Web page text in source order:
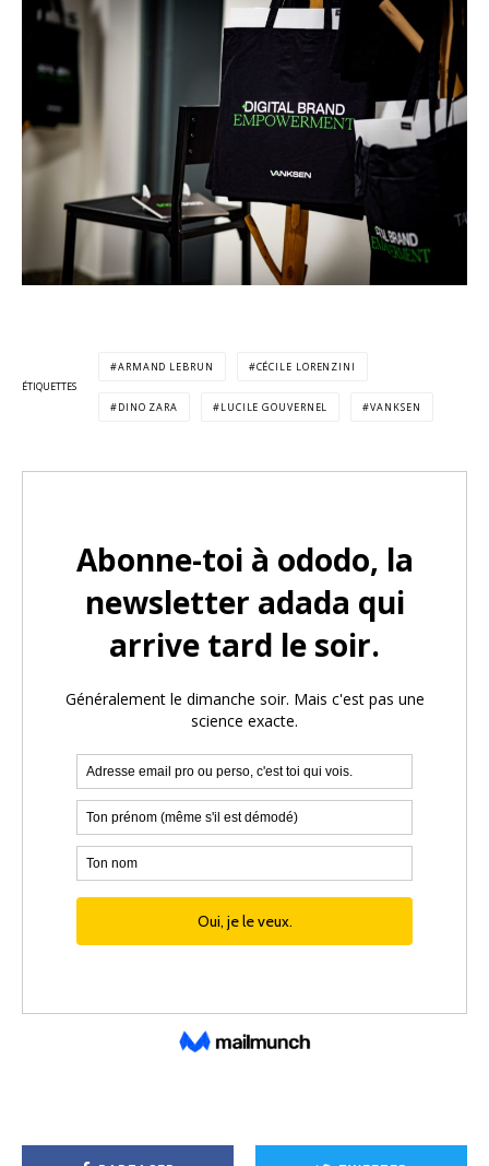
ÉTIQUETTES
ARMAND LEBRUN CÉCILE LORENZINI
DINO ZARA LUCILE GOUVERNEL VANKSEN